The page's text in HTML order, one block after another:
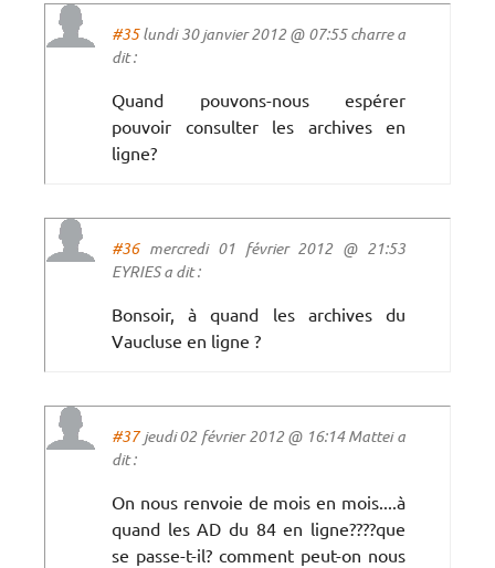
#35lundi 30 janvier 2012 @ 07:55 charre a
dit :
Quand pouvons-nous espérer
pouvoir consulter les archives en
ligne?
#36mercredi 01 février 2012 @ 21:53
EYRIES a dit :
Bonsoir, à quand les archives du
Vaucluse en ligne ?
#37jeudi 02 février 2012 @ 16:14 Mattei a
dit :
On nous renvoie de mois en mois....à
quand les AD du 84 en ligne????que
se passe-t-il? comment peut-on nous